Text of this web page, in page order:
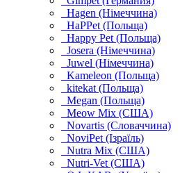
Hagen (Німеччина)
HaPPet (Польща)
Happy Pet (Польща)
Josera (Німеччина)
Juwel (Німеччина)
Kameleon (Польща)
kitekat (Польща)
Megan (Польща)
Meow Mix (США)
Novartis (Словаччина)
NoviPet (Ізраїль)
Nutra Mix (США)
Nutri-Vet (США)